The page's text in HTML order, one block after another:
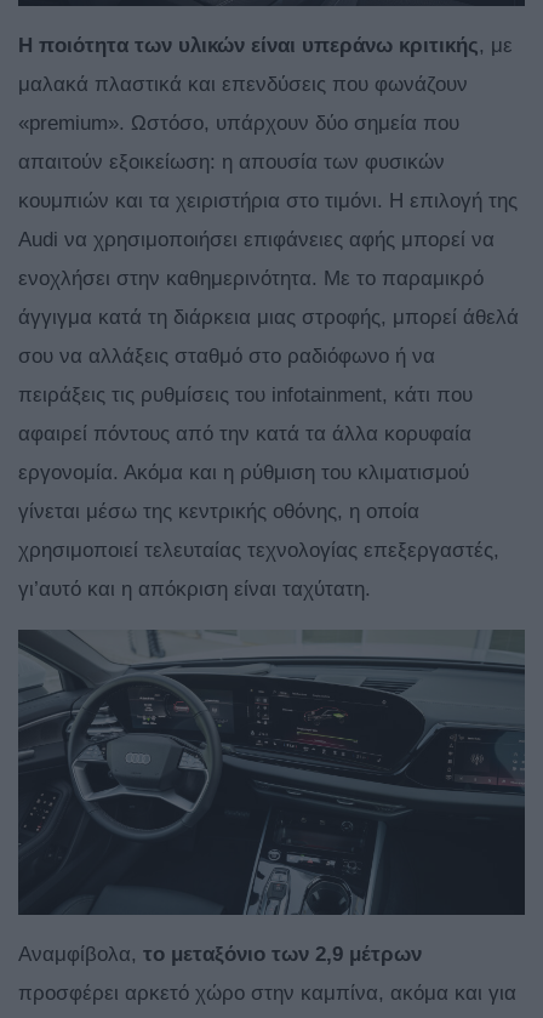
Η ποιότητα των υλικών είναι υπεράνω κριτικής, με
μαλακά πλαστικά και επενδύσεις που φωνάζουν
«premium». Ωστόσο, υπάρχουν δύο σημεία που
απαιτούν εξοικείωση: η απουσία των φυσικών
κουμπιών και τα χειριστήρια στο τιμόνι. Η επιλογή της
Audi να χρησιμοποιήσει επιφάνειες αφής μπορεί να
ενοχλήσει στην καθημερινότητα. Με το παραμικρό
άγγιγμα κατά τη διάρκεια μιας στροφής, μπορεί άθελά
σου να αλλάξεις σταθμό στο ραδιόφωνο ή να
πειράξεις τις ρυθμίσεις του infotainment, κάτι που
αφαιρεί πόντους από την κατά τα άλλα κορυφαία
εργονομία. Ακόμα και η ρύθμιση του κλιματισμού
γίνεται μέσω της κεντρικής οθόνης, η οποία
χρησιμοποιεί τελευταίας τεχνολογίας επεξεργαστές,
γι’αυτό και η απόκριση είναι ταχύτατη.
Αναμφίβολα, το μεταξόνιο των 2,9 μέτρων
προσφέρει αρκετό χώρο στην καμπίνα, ακόμα και για